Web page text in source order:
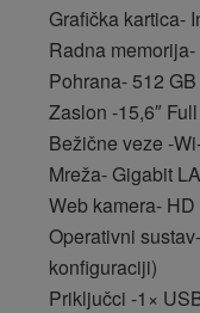
Grafička kartica-
Radna
Pohrana- 512
Zaslon -15,6″
Bežične veze -
Mreža- Gigabit
Web kamera-
Operativni
konfiguraciji)
Priključci -1×